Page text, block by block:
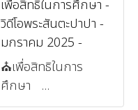
เพื่อสิทธิในการศึกษา -
วิดีโอพระสันตะปาปา -
มกราคม 2025 -
⛪️เพื่อสิทธิในการ
ศึกษา ...